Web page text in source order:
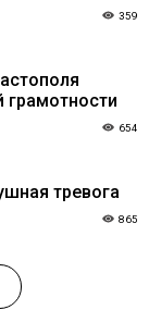
359
654
тревога
865